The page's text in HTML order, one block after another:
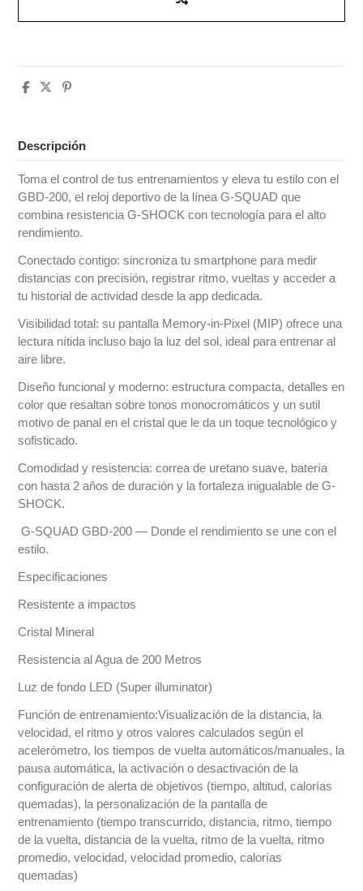
Descripción
Toma el control de tus entrenamientos y eleva tu estilo con el
GBD-200, el reloj deportivo de la línea G-SQUAD que
combina resistencia G-SHOCK con tecnología para el alto
rendimiento.
Conectado contigo: sincroniza tu smartphone para medir
distancias con precisión, registrar ritmo, vueltas y acceder a
tu historial de actividad desde la app dedicada.
Visibilidad total: su pantalla Memory-in-Pixel (MIP) ofrece una
lectura nítida incluso bajo la luz del sol, ideal para entrenar al
aire libre.
Diseño funcional y moderno: estructura compacta, detalles en
color que resaltan sobre tonos monocromáticos y un sutil
motivo de panal en el cristal que le da un toque tecnológico y
sofisticado.
Comodidad y resistencia: correa de uretano suave, batería
con hasta 2 años de duración y la fortaleza inigualable de G-
SHOCK.
G-SQUAD GBD-200 — Donde el rendimiento se une con el
estilo.
Especificaciones
Resistente a impactos
Cristal Mineral
Resistencia al Agua de 200 Metros
Luz de fondo LED (Super illuminator)
Función de entrenamiento:Visualización de la distancia, la
velocidad, el ritmo y otros valores calculados según el
acelerómetro, los tiempos de vuelta automáticos/manuales, la
pausa automática, la activación o desactivación de la
configuración de alerta de objetivos (tiempo, altitud, calorías
quemadas), la personalización de la pantalla de
entrenamiento (tiempo transcurrido, distancia, ritmo, tiempo
de la vuelta, distancia de la vuelta, ritmo de la vuelta, ritmo
promedio, velocidad, velocidad promedio, calorías
quemadas)